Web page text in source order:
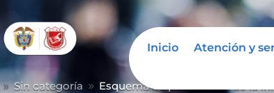
Inicio Atención y
9 Sin categoría 9 Esquema de publicación de la